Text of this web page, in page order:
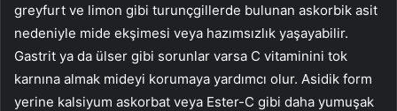
greyfurt ve limon gibi turunçgillerde bulunan askorbik asit
nedeniyle mide ekşimesi veya hazımsızlık yaşayabilir.
Gastrit ya da ülser gibi sorunlar varsa C vitaminini tok
karnına almak mideyi korumaya yardımcı olur. Asidik form
yerine kalsiyum askorbat veya Ester-C gibi daha yumuşak